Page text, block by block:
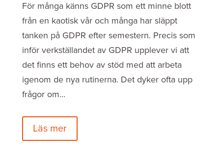
För många känns GDPR som ett minne blott
från en kaotisk vår och många har släppt
tanken på GDPR efter semestern. Precis som
inför verkställandet av GDPR upplever vi att
det finns ett behov av stöd med att arbeta
igenom de nya rutinerna. Det dyker ofta upp
frågor om...
Läs mer